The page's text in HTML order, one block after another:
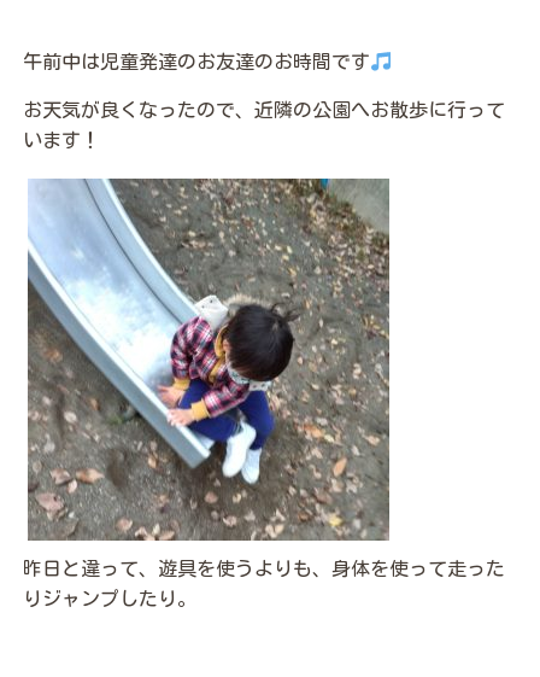
午前中は児童発達のお友達のお時間です
お天気が良くなったので、近隣の公園へお散歩に行って
います！
昨日と違って、遊具を使うよりも、身体を使って走った
りジャンプしたり。